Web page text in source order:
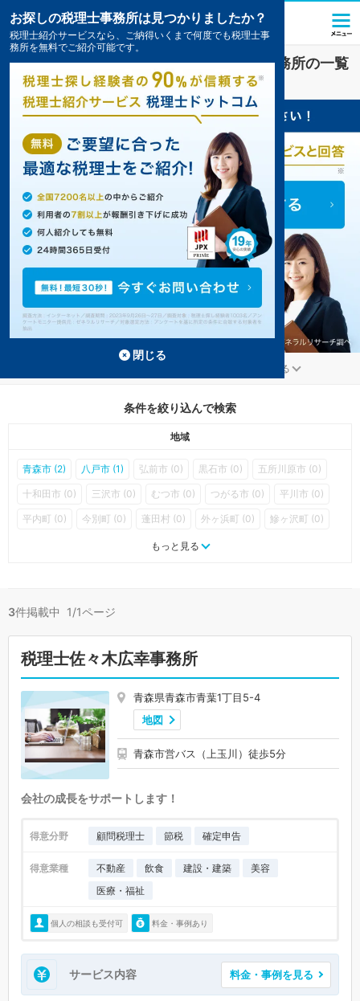
教育業界に強い青森県の税理士・会計事務所の一覧
3件掲載中
もっと見る
条件を絞り込んで検索
地域
青森市 (2) 八戸市 (1) 弘前市 (0) 黒石市 (0) 五所川原市 (0)
十和田市 (0) 三沢市 (0) むつ市 (0) つがる市 (0) 平川市 (0)
平内町 (0) 今別町 (0) 蓬田村 (0) 外ヶ浜町 (0) 鰺ヶ沢町 (0)
藤崎町 (0)
大間町 (0) 東通村 (0)
もっと見る
3件掲載中 1/1ページ
税理士佐々木広幸事務所
青森県青森市青葉1丁目5-4
地図
青森市営バス（上玉川）徒歩5分
会社の成長をサポートします！
得意分野 顧問税理士 節税 確定申告
得意業種 不動産 飲食 建設・建築
美容
医療・福祉
個人の相談も受付可 料金・事例あり
サービス内容 料金・事例を見る
お探しの税理士事務所は見つかりましたか？
税理士紹介サービスなら、ご納得いくまで何度でも税理士事
務所を無料でご紹介可能です。
閉じる